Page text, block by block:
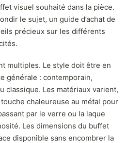
visuel souhaité dans la pièce.
le sujet, un guide d’achat de
précieux sur les différents
multiples. Le style doit être en
générale : contemporain,
classique. Les matériaux varient,
chaleureuse au métal pour
par le verre ou la laque
Les dimensions du buffet
disponible sans encombrer la